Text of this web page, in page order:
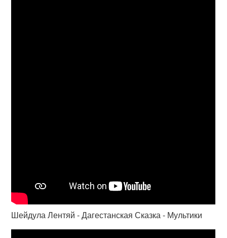
Шейдула Лентяй - Дагестанская Сказка - Мультики